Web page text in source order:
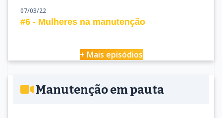
07/03/22
#6 - Mulheres na manutenção
+ Mais episódios
Manutenção em pauta